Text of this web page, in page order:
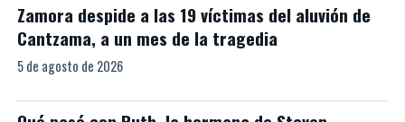
Zamora despide a las 19 víctimas del aluvión de
Cantzama, a un mes de la tragedia
5 de agosto de 2026